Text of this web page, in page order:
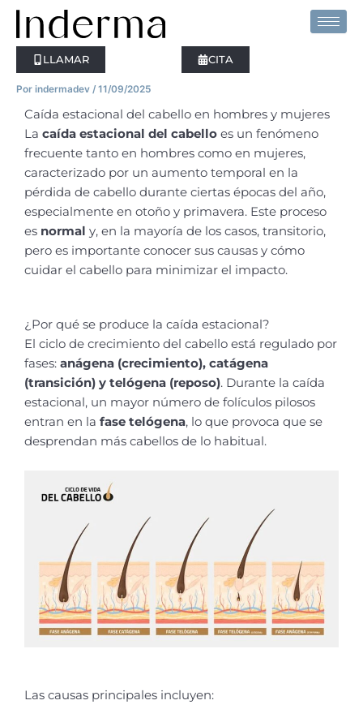
contenido
LLAMAR CITA
Por indermadev / 11/09/2025
Caída estacional del cabello en hombres y mujeres
La caída estacional del cabello es un fenómeno
frecuente tanto en hombres como en mujeres,
caracterizado por un aumento temporal en la
pérdida de cabello durante ciertas épocas del año,
especialmente en otoño y primavera. Este proceso
es normal y, en la mayoría de los casos, transitorio,
pero es importante conocer sus causas y cómo
cuidar el cabello para minimizar el impacto.
¿Por qué se produce la caída estacional?
El ciclo de crecimiento del cabello está regulado por
fases: anágena (crecimiento), catágena
(transición) y telógena (reposo). Durante la caída
estacional, un mayor número de folículos pilosos
entran en la fase telógena, lo que provoca que se
desprendan más cabellos de lo habitual.
Las causas principales incluyen: